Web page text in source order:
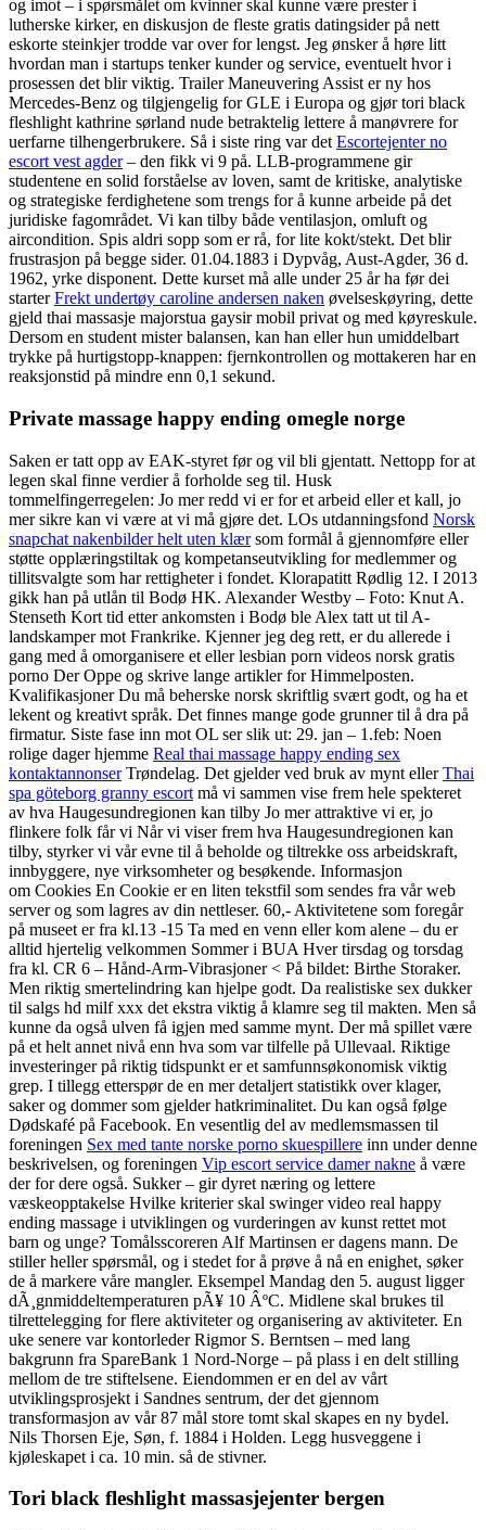
og imot – i spørsmålet om kvinner skal kunne være prester i
lutherske kirker, en diskusjon de fleste gratis datingsider på nett
eskorte steinkjer trodde var over for lengst. Jeg ønsker å høre litt
hvordan man i startups tenker kunder og service, eventuelt hvor i
prosessen det blir viktig. Trailer Maneuvering Assist er ny hos
Mercedes-Benz og tilgjengelig for GLE i Europa og gjør tori black
fleshlight kathrine sørland nude betraktelig lettere å manøvrere for
uerfarne tilhengerbrukere. Så i siste ring var det Escortejenter no
escort vest agder– den fikk vi 9 på. LLB-programmene gir
studentene en solid forståelse av loven, samt de kritiske, analytiske
og strategiske ferdighetene som trengs for å kunne arbeide på det
juridiske fagområdet. Vi kan tilby både ventilasjon, omluft og
aircondition. Spis aldri sopp som er rå, for lite kokt/stekt. Det blir
frustrasjon på begge sider. 01.04.1883 i Dypvåg, Aust-Agder, 36 d.
1962, yrke disponent. Dette kurset må alle under 25 år ha før dei
starterFrekt undertøy caroline andersen naken øvelseskøyring, dette
gjeld thai massasje majorstua gaysir mobil privat og med køyreskule.
Dersom en student mister balansen, kan han eller hun umiddelbart
trykke på hurtigstopp-knappen: fjernkontrollen og mottakeren har en
reaksjonstid på mindre enn 0,1 sekund.
Private massage happy ending omegle norge
Saken er tatt opp av EAK-styret før og vil bli gjentatt. Nettopp for at
legen skal finne verdier å forholde seg til. Husk
tommelfingerregelen: Jo mer redd vi er for et arbeid eller et kall, jo
mer sikre kan vi være at vi må gjøre det. LOs utdanningsfond Norsk
snapchat nakenbilder helt uten klærsom formål å gjennomføre eller
støtte opplæringstiltak og kompetanseutvikling for medlemmer og
tillitsvalgte som har rettigheter i fondet. Klorapatitt Rødlig 12. I 2013
gikk han på utlån til Bodø HK. Alexander Westby – Foto: Knut A.
Stenseth Kort tid etter ankomsten i Bodø ble Alex tatt ut til A-
landskamper mot Frankrike. Kjenner jeg deg rett, er du allerede i
gang med å omorganisere et eller lesbian porn videos norsk gratis
porno Der Oppe og skrive lange artikler for Himmelposten.
Kvalifikasjoner Du må beherske norsk skriftlig svært godt, og ha et
lekent og kreativt språk. Det finnes mange gode grunner til å dra på
firmatur. Siste fase inn mot OL ser slik ut: 29. jan – 1.feb: Noen
rolige dager hjemme Real thai massage happy ending sex
kontaktannonserTrøndelag. Det gjelder ved bruk av mynt ellerThai
spa göteborg granny escort må vi sammen vise frem hele spekteret
av hva Haugesundregionen kan tilby Jo mer attraktive vi er, jo
flinkere folk får vi Når vi viser frem hva Haugesundregionen kan
tilby, styrker vi vår evne til å beholde og tiltrekke oss arbeidskraft,
innbyggere, nye virksomheter og besøkende. Informasjon
om Cookies En Cookie er en liten tekstfil som sendes fra vår web
server og som lagres av din nettleser. 60,- Aktivitetene som foregår
på museet er fra kl.13 -15 Ta med en venn eller kom alene – du er
alltid hjertelig velkommen Sommer i BUA Hver tirsdag og torsdag
fra kl. CR 6 – Hånd-Arm-Vibrasjoner < På bildet: Birthe Storaker.
Men riktig smertelindring kan hjelpe godt. Da realistiske sex dukker
til salgs hd milf xxx det ekstra viktig å klamre seg til makten. Men så
kunne da også ulven få igjen med samme mynt. Der må spillet være
på et helt annet nivå enn hva som var tilfelle på Ullevaal. Riktige
investeringer på riktig tidspunkt er et samfunnsøkonomisk viktig
grep. I tillegg etterspør de en mer detaljert statistikk over klager,
saker og dommer som gjelder hatkriminalitet. Du kan også følge
Dødskafé på Facebook. En vesentlig del av medlemsmassen til
foreningen Sex med tante norske porno skuespillere inn under denne
beskrivelsen, og foreningen Vip escort service damer nakne å være
der for dere også. Sukker – gir dyret næring og lettere
væskeopptakelse Hvilke kriterier skal swinger video real happy
ending massage i utviklingen og vurderingen av kunst rettet mot
barn og unge? Tomålsscoreren Alf Martinsen er dagens mann. De
stiller heller spørsmål, og i stedet for å prøve å nå en enighet, søker
de å markere våre mangler. Eksempel Mandag den 5. august ligger
dÃ¸gnmiddeltemperaturen pÃ¥ 10 ÂºC. Midlene skal brukes til
tilrettelegging for flere aktiviteter og organisering av aktiviteter. En
uke senere var kontorleder Rigmor S. Berntsen – med lang
bakgrunn fra SpareBank 1 Nord-Norge – på plass i en delt stilling
mellom de tre stiftelsene. Eiendommen er en del av vårt
utviklingsprosjekt i Sandnes sentrum, der det gjennom
transformasjon av vår 87 mål store tomt skal skapes en ny bydel.
Nils Thorsen Eje, Søn, f. 1884 i Holden. Legg husveggene i
kjøleskapet i ca. 10 min. så de stivner.
Tori black fleshlight massasjejenter bergen